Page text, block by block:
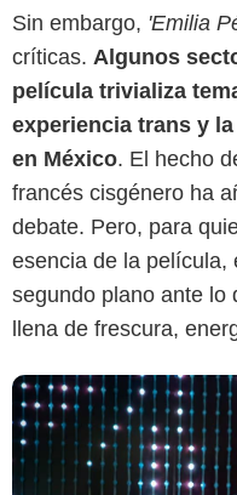
Sin embargo, 'Emilia
críticas. Algunos
película trivializa
experiencia trans y
en México. El hecho
francés cisgénero ha
debate. Pero, para
esencia de la película,
segundo plano ante lo
llena de frescura,